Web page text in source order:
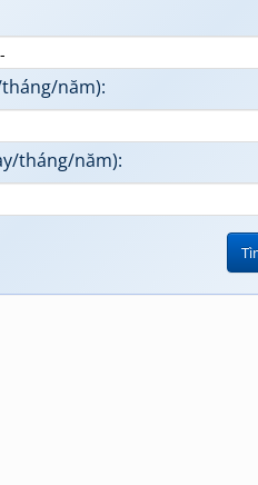
năm):
tháng/năm):